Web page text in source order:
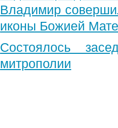
Владимир
иконы Божией
Состоялось
митрополии